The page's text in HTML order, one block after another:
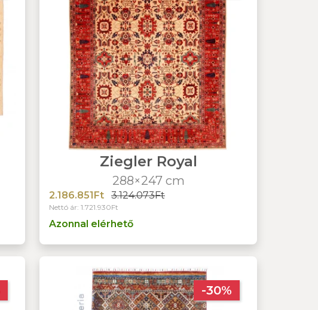
Ziegler Royal
288×247 cm
2.186.851Ft 3.124.073Ft
Nettó ár: 1.721.930Ft
Azonnal elérhető
-30%